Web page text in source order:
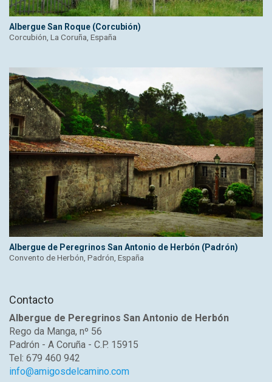
Albergue San Roque (Corcubión)
Corcubión, La Coruña, España
Albergue de Peregrinos San Antonio de Herbón (Padrón)
Convento de Herbón, Padrón, España
Contacto
Albergue de Peregrinos San Antonio de Herbón
Rego da Manga, nº 56
Padrón - A Coruña - C.P. 15915
Tel: 679 460 942
info@amigosdelcamino.com